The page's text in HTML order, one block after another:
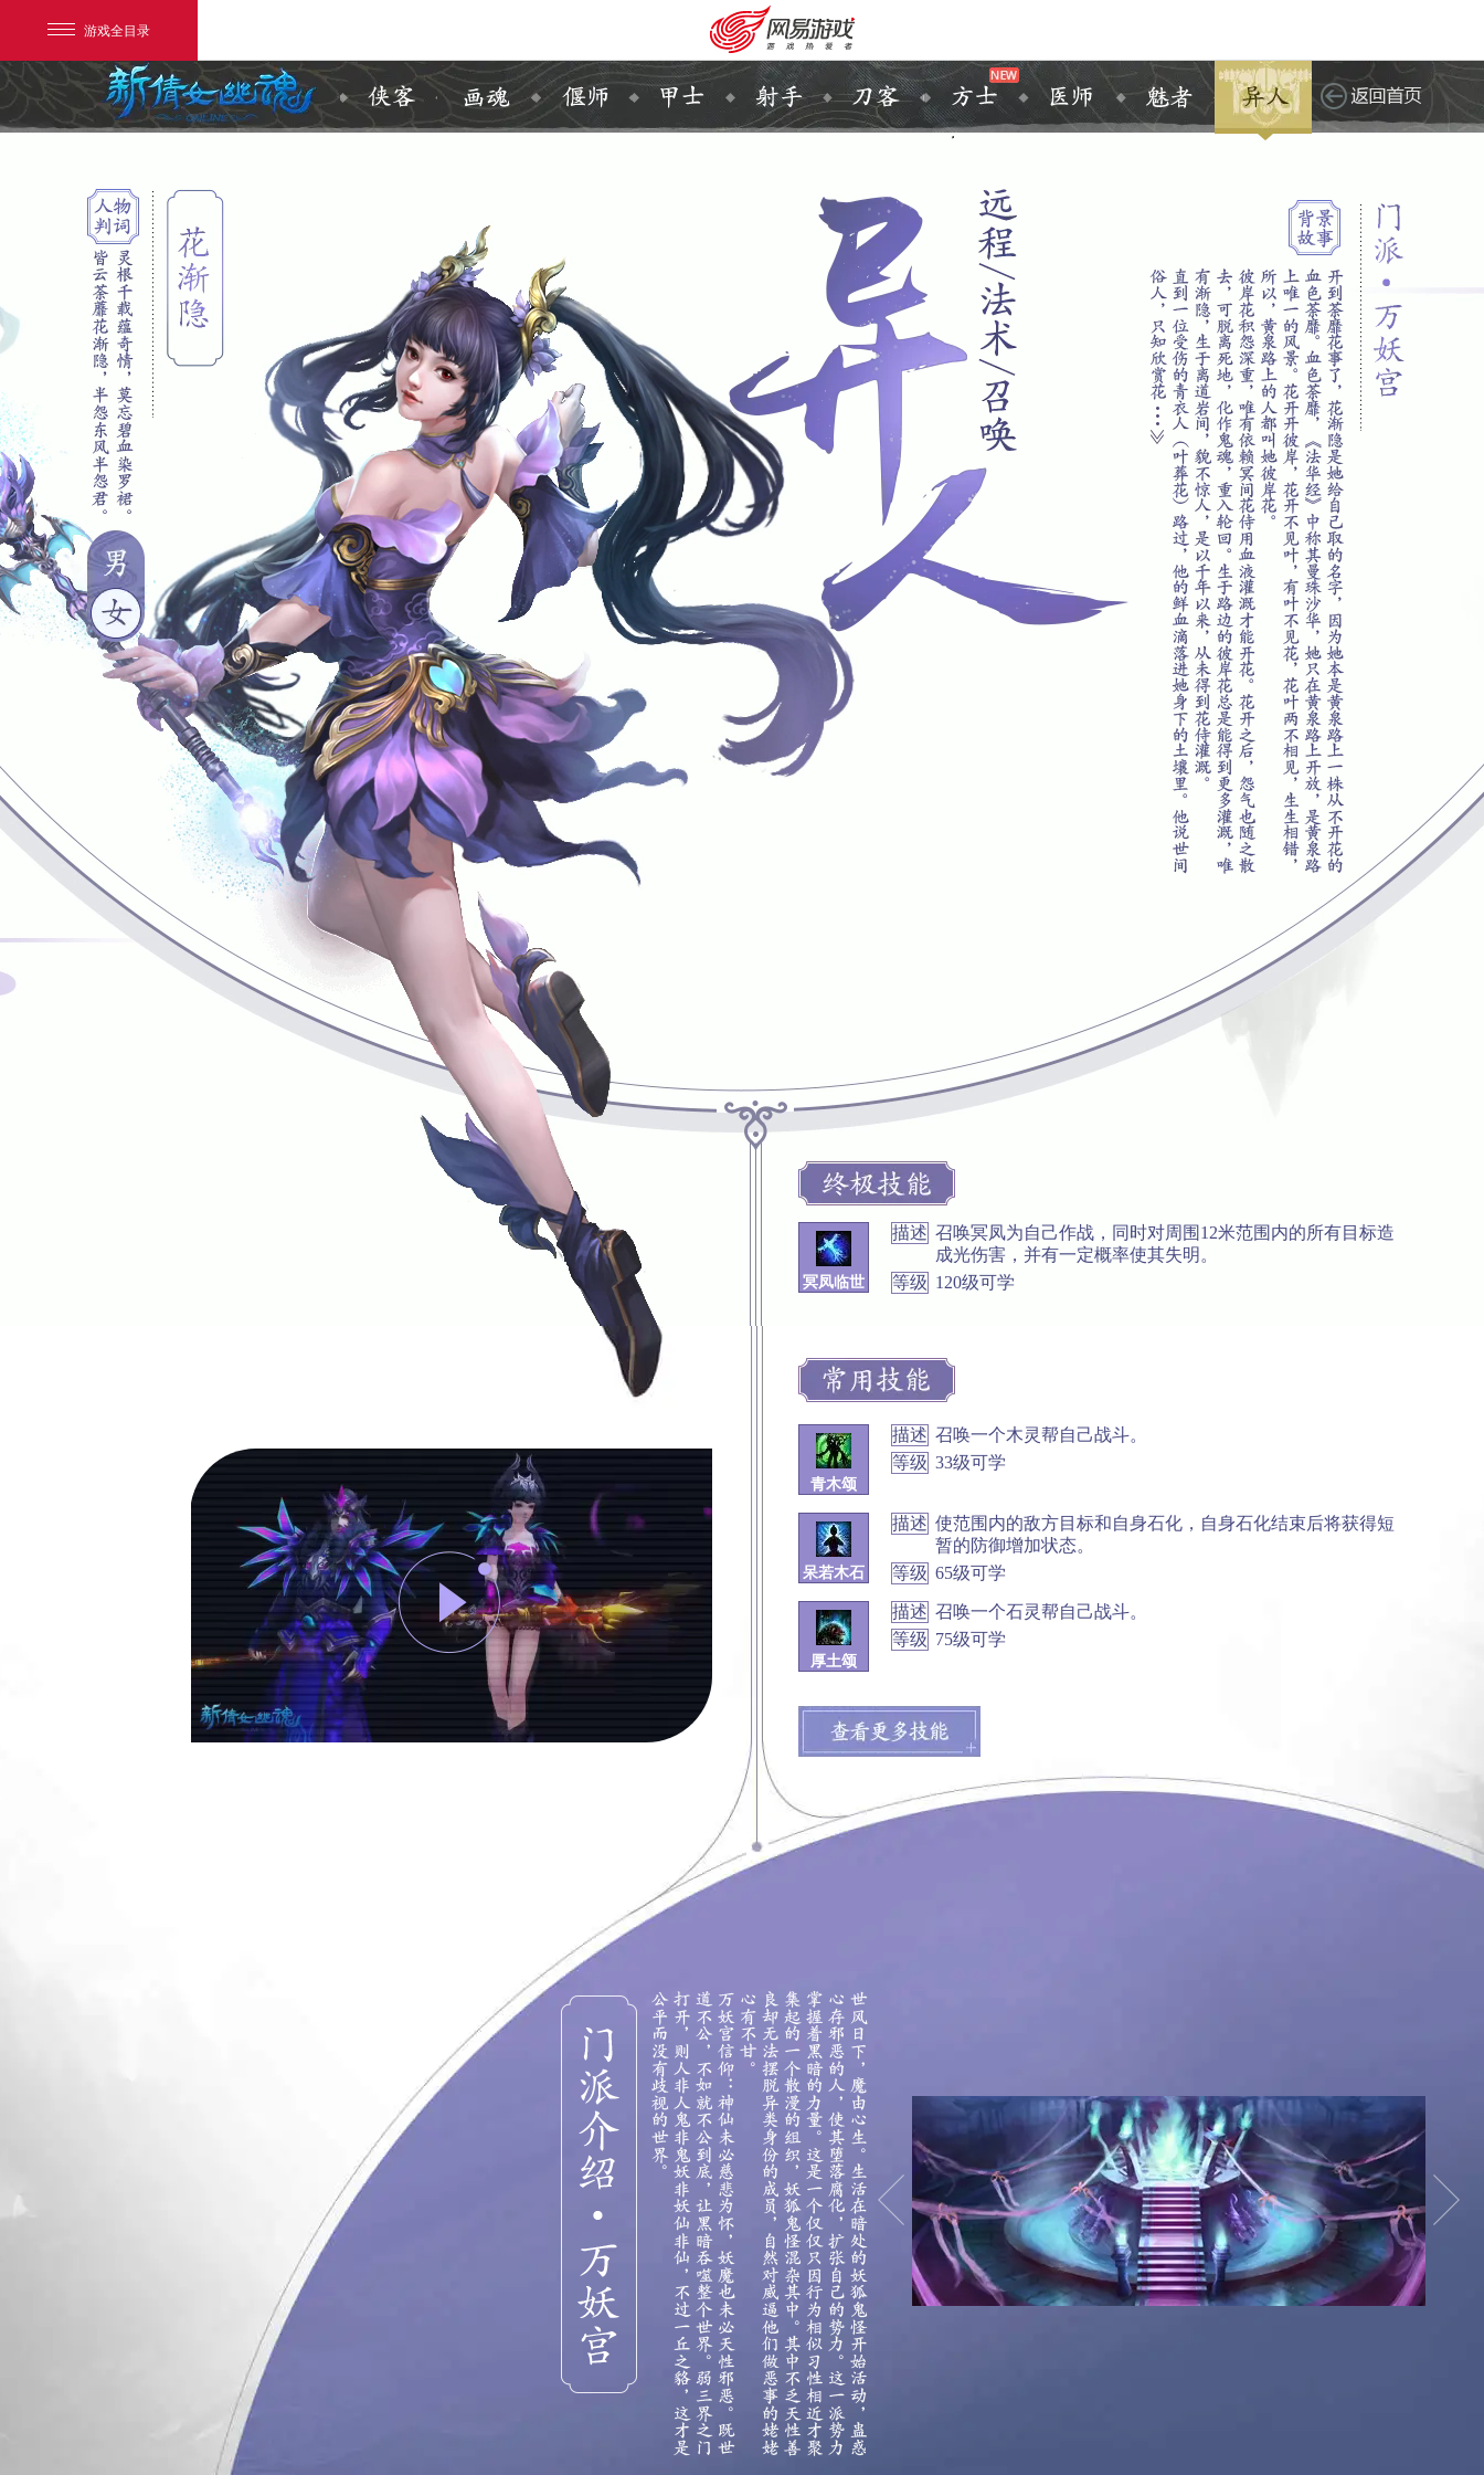
游戏全目录
网易游戏
游戏爱好者
我的足迹： 新倩女幽魂
购卡充值 客服中心
冥凤临世
描述 召唤冥凤为自己作战，同时对周围12米范围内的所有目标造
成光伤害，并有一定概率使其失明。
等级 120级可学
青木颂
描述 召唤一个木灵帮自己战斗。
等级 33级可学
呆若木石
描述 使范围内的敌方目标和自身石化，自身石化结束后将获得短
暂的防御增加状态。
等级 65级可学
厚土颂
描述 召唤一个石灵帮自己战斗。
等级 75级可学